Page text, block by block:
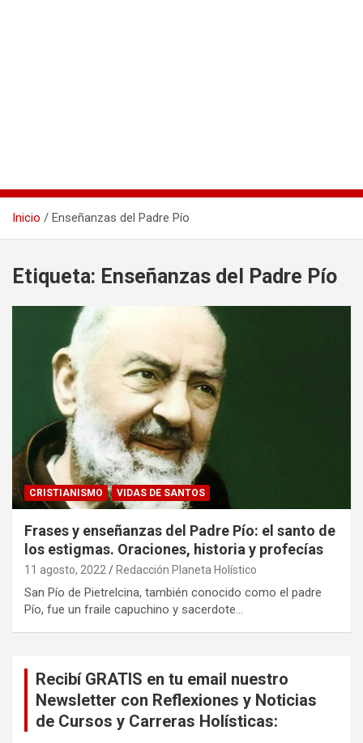
Inicio Enseñanzas del Padre Pío
Etiqueta: Enseñanzas del Padre Pío
CRISTIANISMO VIDAS DE SANTOS
Frases y enseñanzas del Padre Pío: el santo de
los estigmas. Oraciones, historia y profecías
11 agosto, 2022 Redacción Planeta Holístico
San Pío de Pietrelcina, también conocido como el padre
Pío, fue un fraile capuchino y sacerdote…
Recibí GRATIS en tu email nuestro
Newsletter con Reflexiones y Noticias
de Cursos y Carreras Holísticas: